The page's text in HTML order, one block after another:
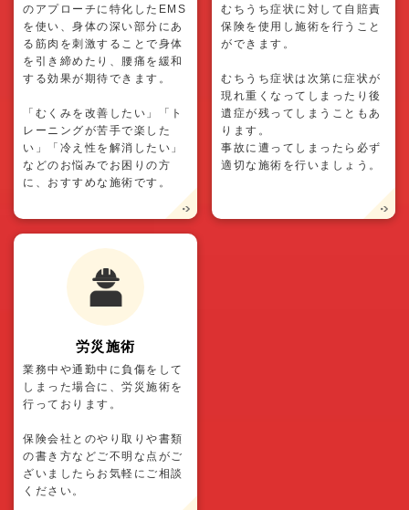
のアプローチに特化したEMS
を使い、身体の深い部分にあ
る筋肉を刺激することで身体
を引き締めたり、腰痛を緩和
する効果が期待できます。
「むくみを改善したい」「ト
レーニングが苦手で楽した
い」「冷え性を解消したい」
などのお悩みでお困りの方
に、おすすめな施術です。
むちうち症状に対して自賠責
保険を使用し施術を行うこと
ができます。
むちうち症状は次第に症状が
現れ重くなってしまったり後
遺症が残ってしまうこともあ
ります。
事故に遭ってしまったら必ず
適切な施術を行いましょう。
労災施術
業務中や通勤中に負傷をして
しまった場合に、労災施術を
行っております。
保険会社とのやり取りや書類
の書き方などご不明な点がご
ざいましたらお気軽にご相談
ください。